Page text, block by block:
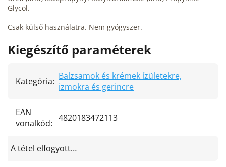
Glycol.
Csak külső használatra. Nem gyógyszer.
Kiegészítő paraméterek
Kategória: Balzsamok és krémek ízületekre,
izmokra és gerincre
EAN
vonalkód: 4820183472113
A tétel elfogyott…